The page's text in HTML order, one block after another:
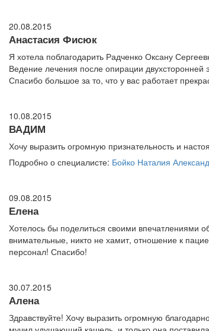
20.08.2015
Анастасия Фисюк
Я хотела поблагодарить Радченко Оксану
Ведение лечения после опирации
Спасибо большое за то, что у вас работает
10.08.2015
ВАДИМ
Хочу выразить огромную признательность и
Подробно о специалисте: Бойко Наталия
09.08.2015
Елена
Хотелось бы поделиться своими впечатлениями
внимательные, никто не хамит, отношение к
персонал! Спасибо!
30.07.2015
Алена
Здравствуйте! Хочу выразить огромную